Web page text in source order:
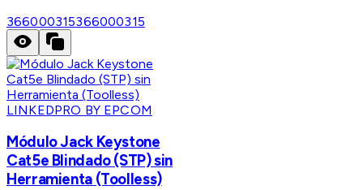
366000315366000315
LINKEDPRO BY EPCOM
Módulo Jack Keystone
Cat5e Blindado (STP) sin
Herramienta (Toolless)